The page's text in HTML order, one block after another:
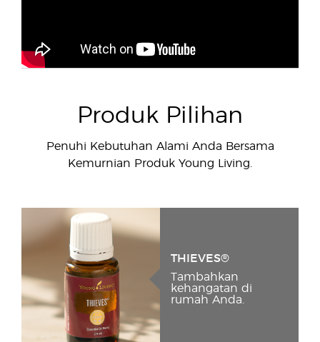
Produk Pilihan
Penuhi Kebutuhan Alami Anda Bersama
Kemurnian Produk Young Living.
THIEVES®
Tambahkan
kehangatan di
rumah Anda.